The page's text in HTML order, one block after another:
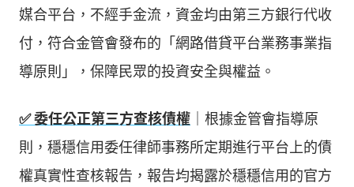
媒合平台，不經手金流，資金均由第三方銀行代收
付，符合金管會發布的「網路借貸平台業務事業指
導原則」，保障民眾的投資安全與權益。
✅ 委任公正第三方查核債權 ｜根據金管會指導原
則，穩穩信用委任律師事務所定期進行平台上的債
權真實性查核報告，報告均揭露於穩穩信用的官方